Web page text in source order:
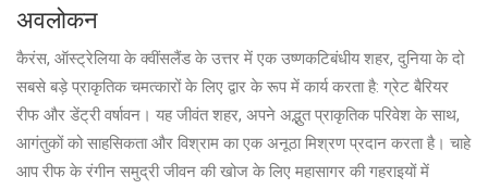
अवलोकन
कैरंस, ऑस्ट्रेलिया के क्वींसलैंड के उत्तर में एक उष्णकटिबंधीय शहर, दुनिया के दो
सबसे बड़े प्राकृतिक चमत्कारों के लिए द्वार के रूप में कार्य करता है: ग्रेट बैरियर
रीफ और डेंट्री वर्षावन। यह जीवंत शहर, अपने अद्भुत प्राकृतिक परिवेश के साथ,
आगंतुकों को साहसिकता और विश्राम का एक अनूठा मिश्रण प्रदान करता है। चाहे
आप रीफ के रंगीन समुद्री जीवन की खोज के लिए महासागर की गहराइयों में